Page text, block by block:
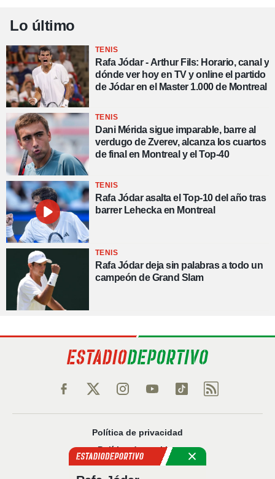
Lo último
TENIS
Rafa Jódar - Arthur Fils: Horario, canal y
dónde ver hoy en TV y online el partido
de Jódar en el Master 1.000 de Montreal
TENIS
Dani Mérida sigue imparable, barre al
verdugo de Zverev, alcanza los cuartos
de final en Montreal y el Top-40
TENIS
Rafa Jódar asalta el Top-10 del año tras
barrer Lehecka en Montreal
TENIS
Rafa Jódar deja sin palabras a todo un
campeón de Grand Slam
Política de privacidad
Política de cookies
Política Comercial